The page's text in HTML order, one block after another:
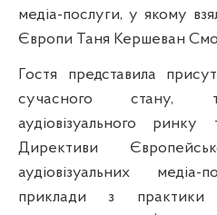
медіа-послуги, у якому
Європи Таня Кершеван
Гостя представила
сучасного стану,
аудіовізуального ринку
Директиви
аудіовізуальних
приклади з практики